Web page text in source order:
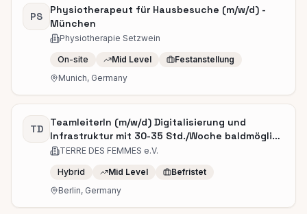
PS
Physiotherapeut für Hausbesuche (m/w/d) -
München
Physiotherapie Setzwein
On-site Mid Level
Festanstellung
Munich, Germany
TD
TeamleiterIn (m/w/d) Digitalisierung und
Infrastruktur mit 30-35 Std./Woche baldmöglich
in Berlin gesucht
TERRE DES FEMMES e.V.
Hybrid Mid Level
Befristet
Berlin, Germany